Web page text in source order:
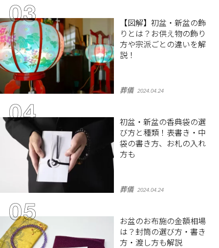
【図解】初盆・新盆の飾
りとは？お供え物の飾り
方や宗派ごとの違いを解
説！
葬儀 2024.04.24
初盆・新盆の香典袋の選
び方と種類！表書き・中
袋の書き方、お札の入れ
方も
葬儀 2024.04.24
お盆のお布施の金額相場
は？封筒の選び方・書き
方・渡し方も解説